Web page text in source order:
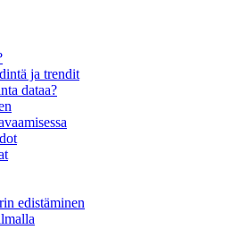
ja trendit
dataa?
edistäminen